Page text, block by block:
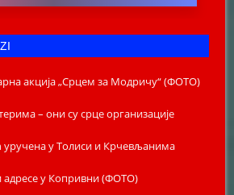
акција „Срцем за Модричу“ (ФОТО)
– они су срце организације
у Толиси и Крчевљанима
адресе у Копривни (ФОТО)